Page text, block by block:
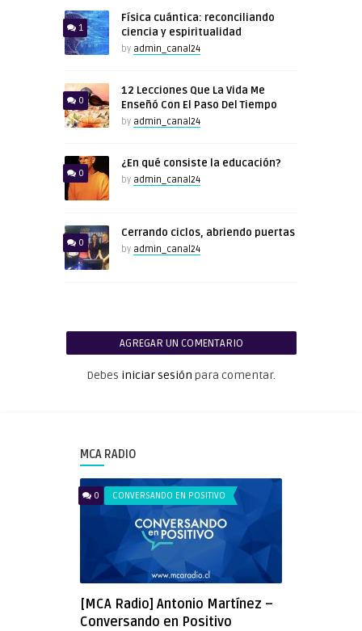
1
Física cuántica: reconciliando
ciencia y espiritualidad
by admin_canal24
0
12 Lecciones Que La Vida Me
Enseñó Con El Paso Del Tiempo
by admin_canal24
0
¿En qué consiste la educación?
by admin_canal24
0
Cerrando ciclos, abriendo puertas
by admin_canal24
AGREGAR UN COMENTARIO
Debes iniciar sesión para comentar.
MCA RADIO
0 CONVERSANDO EN POSITIVO
[MCA Radio] Antonio Martínez –
Conversando en Positivo